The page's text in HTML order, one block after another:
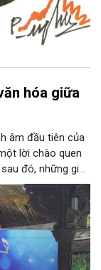
hóa giữa
âm đầu tiên của
lời chào quen
đó, những giai
qua phần biểu
Bình Minh Jazz
xúc ngay giữa